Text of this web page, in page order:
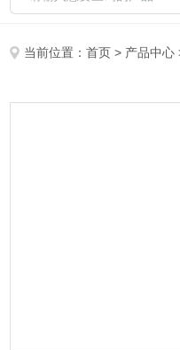
当前位置：首页 > 产品中心